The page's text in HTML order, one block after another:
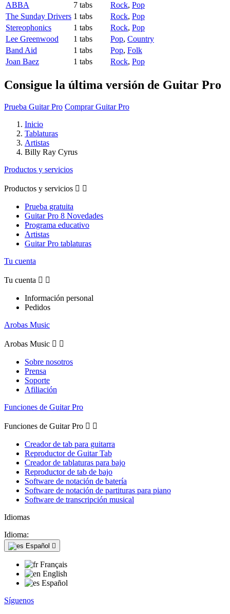
ABBA
7 tabs Rock, Pop
The Sunday Drivers 1 tabs Rock, Pop
Stereophonics
1 tabs Rock, Pop
Lee Greenwood
1 tabs Pop, Country
Band Aid
1 tabs Pop, Folk
Joan Baez
1 tabs Rock, Pop
Consigue la última versión de Guitar Pro
Prueba Guitar Pro Comprar Guitar Pro
Inicio
Tablaturas
Artistas
Billy Ray Cyrus
Productos y servicios
Productos y servicios  
Prueba gratuita
Guitar Pro 8 Novedades
Programa educativo
Artistas
Guitar Pro tablaturas
Tu cuenta
Tu cuenta  
Información personal
Pedidos
Arobas Music
Arobas Music  
Sobre nosotros
Prensa
Soporte
Afiliación
Funciones de Guitar Pro
Funciones de Guitar Pro  
Creador de tab para guitarra
Reproductor de Guitar Tab
Creador de tablaturas para bajo
Reproductor de tab de bajo
Software de notación de batería
Software de notación de partituras para piano
Software de transcripción musical
Idiomas
Idioma:
Español 
Français
English
Español
Síguenos